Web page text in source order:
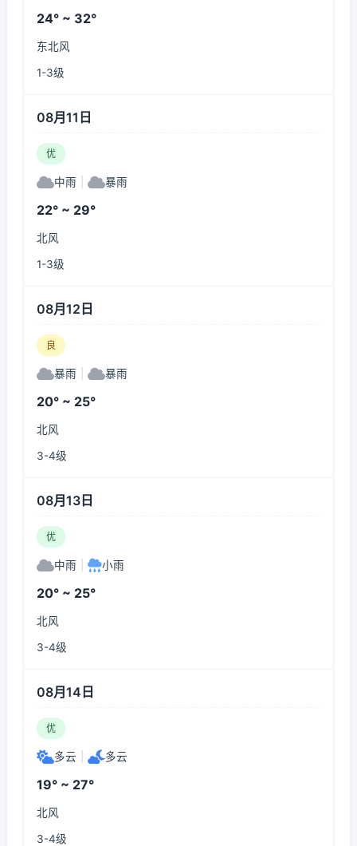
24° ~ 32°
东北风
1-3级
08月11日
优
中雨 暴雨
22° ~ 29°
北风
1-3级
08月12日
良
暴雨 暴雨
20° ~ 25°
北风
3-4级
08月13日
优
中雨 小雨
20° ~ 25°
北风
3-4级
08月14日
优
多云 多云
19° ~ 27°
北风
3-4级